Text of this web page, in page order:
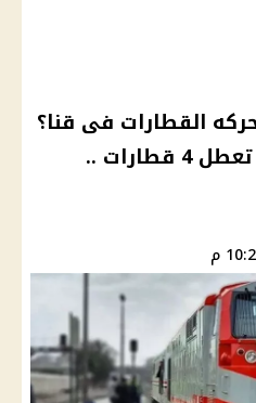
القطارات فى قنا؟
اشتباكات بين عائلتين تعطل 4 قطارات ..